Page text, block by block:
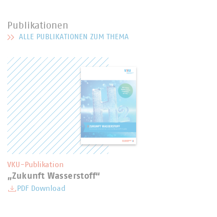
Publikationen
MEHR ZU PUBLIKATIONEN
ALLE PUBLIKATIONEN ZUM THEMA
VKU-Publikation
„Zukunft Wasserstoff“
PDF Download